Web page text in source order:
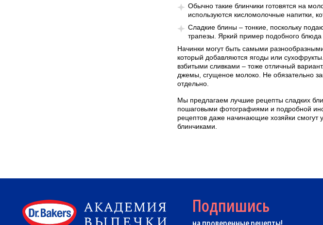
Обычно такие блинчики готовятся на
используются кисломолочные напитки,
Сладкие блины – тонкие, поскольку
трапезы. Яркий пример подобного блюда
Начинки могут быть самыми
который добавляются ягоды или
взбитыми сливками – тоже отличный
джемы, сгущеное молоко. Не обязательно
отдельно.
Мы предлагаем лучшие рецепты сладких
пошаговыми фотографиями и подробной
рецептов даже начинающие хозяйки
блинчиками.
Подпишись